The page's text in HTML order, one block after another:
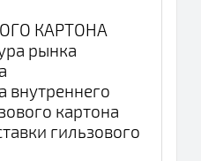
КАРТОНА
рынка
внутреннего
картона
гильзового